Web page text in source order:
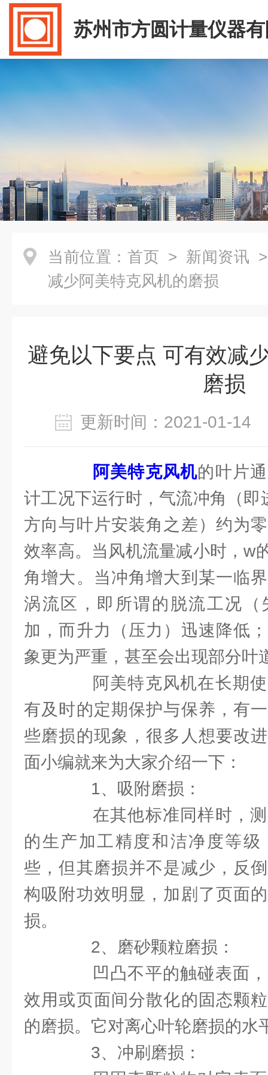
苏州市方圆计量仪器
当前位置： 首页 > 新闻资讯
减少阿美特克风机的磨损
避免以下要点 可有效减
磨损
更新时间：2021-01-
阿美特克风机的叶片
计工况下运行时，气流冲角（即
方向与叶片安装角之差）约为
效率高。当风机流量减小时，w
角增大。当冲角增大到某一临
涡流区，即所谓的脱流工况（
加，而升力（压力）迅速降低
象更为严重，甚至会出现部分叶
阿美特克风机在长期使
有及时的定期保护与保养，有
些磨损的现象，很多人想要改
面小编就来为大家介绍一下：
1、吸附磨损：
在其他标准同样时，测
的生产加工精度和洁净度等
些，但其磨损并不是减少，反
构吸附功效明显，加剧了页面
损。
2、磨砂颗粒磨损：
凹凸不平的触碰表面，
效用或页面间分散化的固态颗
的磨损。它对离心叶轮磨损的水
3、冲刷磨损：